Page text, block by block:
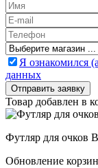
Я ознакомился
данных
Товар добавлен в
Футляр для очков
Обновление